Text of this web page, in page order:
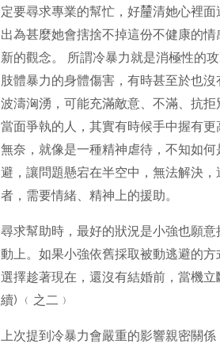
定要尋求專業的幫忙，好𨤳清她心裡
出為甚麼她會搳捨不掉這份不健康的
新的觀念。 所謂冷暴力就是消極性的
肢體暴力的身體傷害，有時甚至於也
波濤洶湧，可能充滿敵意、不滿、抗
當面爭執的人，其實有時候手中握有
無奈，就像是一種精神虐待，不知如
避，讓問題懸宕在半空中，無法解決
者，需要情緒、精神上的援助。
尋求幫助時，最好的狀況是小強也願
動上。如果小強依舊採取被動逃避的
選擇趁著現在，還沒有結婚前，當機
續) ﹙之二﹚
上次提到冷暴力會嚴重的影響親密關